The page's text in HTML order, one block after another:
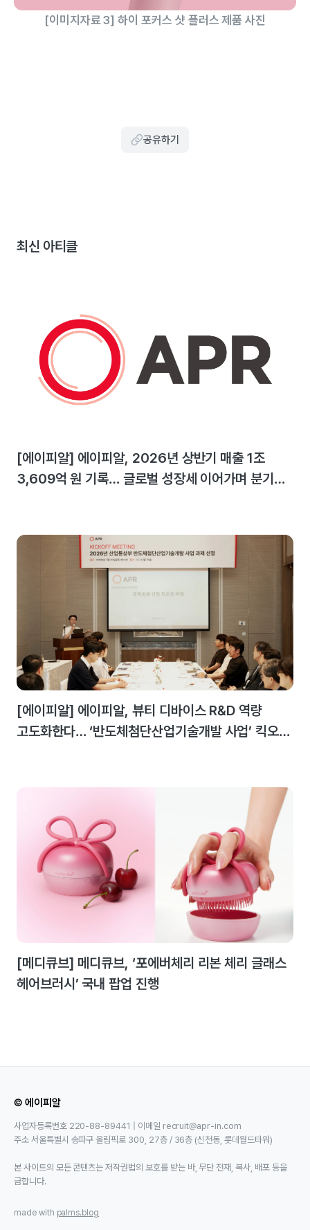
[이미지자료 3] 하이 포커스 샷 플러스 제품 사진
공유하기
최신 아티클
[에이피알] 에이피알, 2026년 상반기 매출 1조
3,609억 원 기록… 글로벌 성장세 이어가며 분기
[에이피알] 에이피알, 뷰티 디바이스 R&D 역량
고도화한다… ‘반도체첨단산업기술개발 사업’ 킥오프
[메디큐브] 메디큐브, ‘포에버체리 리본 체리 글래스
헤어브러시’ 국내 팝업 진행
© 에이피알
사업자등록번호 220-88-89441 | 이메일 recruit@apr-in.com
주소 서울특별시 송파구 올림픽로 300, 27층 / 36층 (신천동, 롯데월드타워)
본 사이트의 모든 콘텐츠는 저작권법의 보호를 받는 바, 무단 전재, 복사, 배포 등을
금합니다.
made with palms.blog